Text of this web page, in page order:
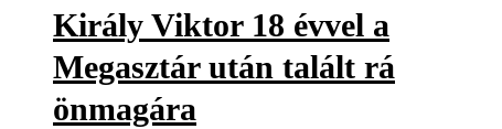
Király Viktor 18 évvel a
Megasztár után talált rá
önmagára